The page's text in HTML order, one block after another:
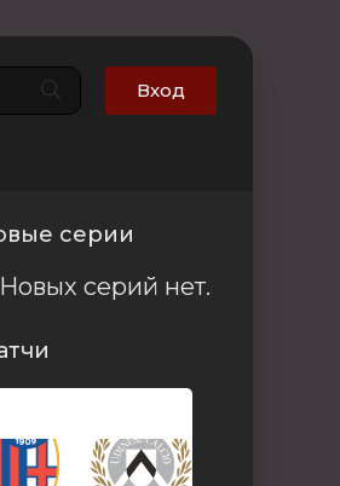
Вход
серии
Новых серий нет.